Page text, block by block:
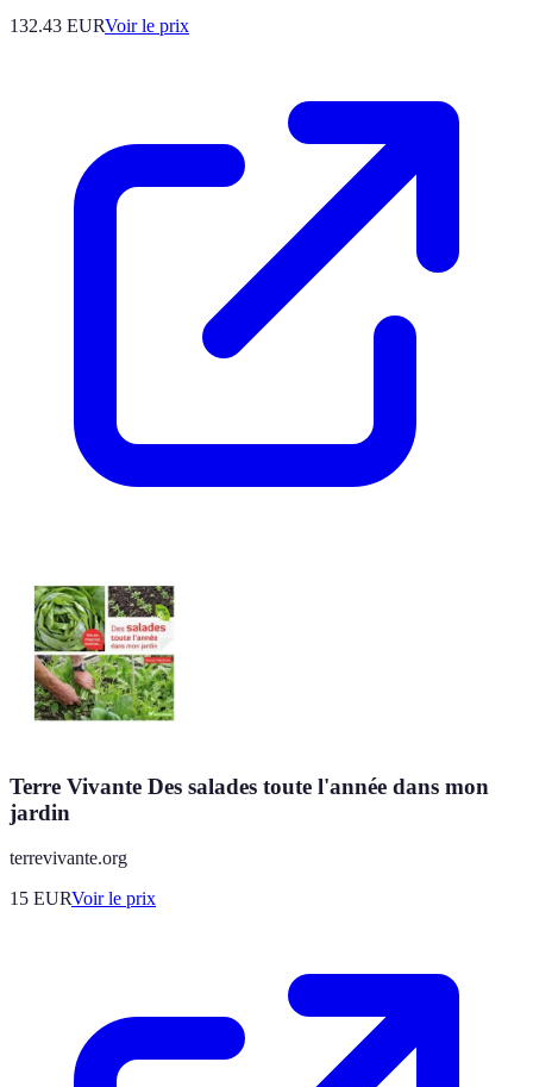
132.43 EURVoir le prix
Terre Vivante Des salades toute l'année dans mon
jardin
terrevivante.org
15 EURVoir le prix